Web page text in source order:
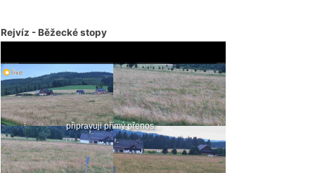
Rejvíz - Běžecké stopy